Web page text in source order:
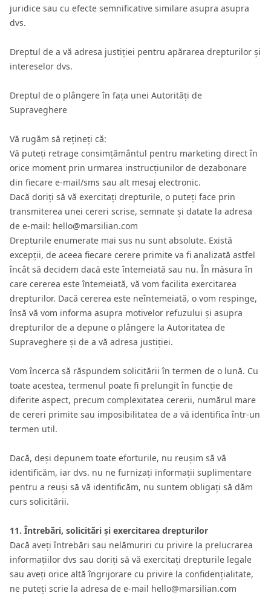
juridice sau cu efecte semnificative similare asupra asupra
dvs.
Dreptul de a vă adresa justiției pentru apărarea drepturilor și
intereselor dvs.
Dreptul de o plângere în fața unei Autorități de
Supraveghere
Vă rugăm să rețineți că:
Vă puteți retrage consimțământul pentru marketing direct în
orice moment prin urmarea instrucțiunilor de dezabonare
din fiecare e-mail/sms sau alt mesaj electronic.
Dacă doriți să vă exercitați drepturile, o puteți face prin
transmiterea unei cereri scrise, semnate și datate la adresa
de e-mail: hello@marsilian.com
Drepturile enumerate mai sus nu sunt absolute. Există
excepții, de aceea fiecare cerere primite va fi analizată astfel
încât să decidem dacă este întemeiată sau nu. În măsura în
care cererea este întemeiată, vă vom facilita exercitarea
drepturilor. Dacă cererea este neîntemeiată, o vom respinge,
însă vă vom informa asupra motivelor refuzului și asupra
drepturilor de a depune o plângere la Autoritatea de
Supraveghere și de a vă adresa justiției.
Vom încerca să răspundem solicitării în termen de o lună. Cu
toate acestea, termenul poate fi prelungit în funcție de
diferite aspect, precum complexitatea cererii, numărul mare
de cereri primite sau imposibilitatea de a vă identifica într-un
termen util.
Dacă, deși depunem toate eforturile, nu reușim să vă
identificăm, iar dvs. nu ne furnizați informații suplimentare
pentru a reuși să vă identificăm, nu suntem obligați să dăm
curs solicitării.
11. Întrebări, solicitări și exercitarea drepturilor
Dacă aveți întrebări sau nelămuriri cu privire la prelucrarea
informațiilor dvs sau doriți să vă exercitați drepturile legale
sau aveți orice altă îngrijorare cu privire la confidențialitate,
ne puteți scrie la adresa de e-mail hello@marsilian.com